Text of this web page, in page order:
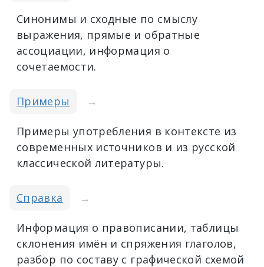
Синонимы и сходные по смыслу
выражения, прямые и обратные
ассоциации, информация о
сочетаемости.
Примеры →
Примеры употребления в контексте из
современных источников и из русской
классической литературы.
Справка →
Информация о правописании, таблицы
склонения имён и спряжения глаголов,
разбор по составу с графической схемой